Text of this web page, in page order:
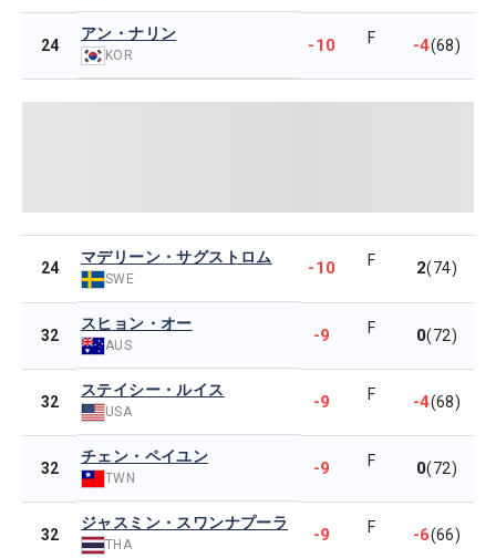
24
アン・ナリン
KOR -10 F -4(68)
24
マデリーン・サグストロム
SWE
-10 F 2(74)
32
スヒョン・オー
AUS -9 F 0(72)
32
ステイシー・ルイス
USA -9 F -4(68)
32
チェン・ペイユン
TWN -9 F 0(72)
32
ジャスミン・スワンナプーラ
THA -9 F -6(66)